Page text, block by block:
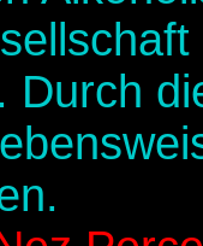
Durch